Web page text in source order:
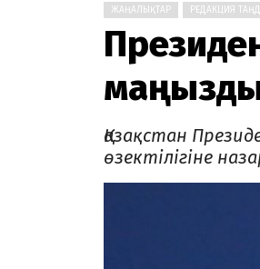
ЖАҢАЛЫҚТАР РЕДАКЦИЯ
маңызды
Қазақстан
өзектілігіне